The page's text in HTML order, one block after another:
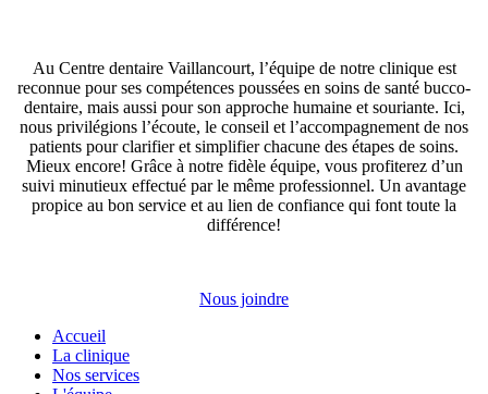
Au Centre dentaire Vaillancourt, l’équipe de notre clinique est
reconnue pour ses compétences poussées en soins de santé bucco-
dentaire, mais aussi pour son approche humaine et souriante. Ici,
nous privilégions l’écoute, le conseil et l’accompagnement de nos
patients pour clarifier et simplifier chacune des étapes de soins.
Mieux encore! Grâce à notre fidèle équipe, vous profiterez d’un
suivi minutieux effectué par le même professionnel. Un avantage
propice au bon service et au lien de confiance qui font toute la
différence!
Nous joindre
Accueil
La clinique
Nos services